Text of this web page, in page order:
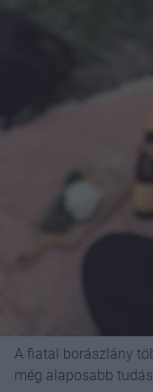
A fiatal borászlány
még alaposabb